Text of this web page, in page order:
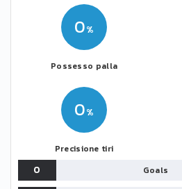
0
Possesso palla
0
Precisione tiri
0 Goals